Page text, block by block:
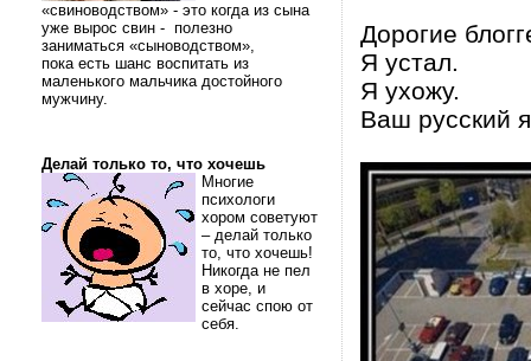
«свиноводством» - это когда из сына
уже вырос свин - полезно
заниматься «сыноводством»,
пока есть шанс воспитать из
маленького мальчика достойного
мужчину.
Делай только то, что хочешь
Многие
психологи
хором советуют
– делай только
то, что хочешь!
Никогда не пел
в хоре, и
сейчас спою от
себя.
Дорогие
Я устал.
Я ухожу.
Ваш русский